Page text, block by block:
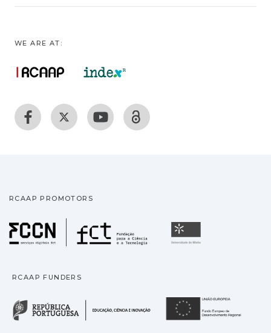
WE ARE AT:
RCAAP PROMOTORS
Fundação para a
RCAAP FUNDERS
República Portuguesa